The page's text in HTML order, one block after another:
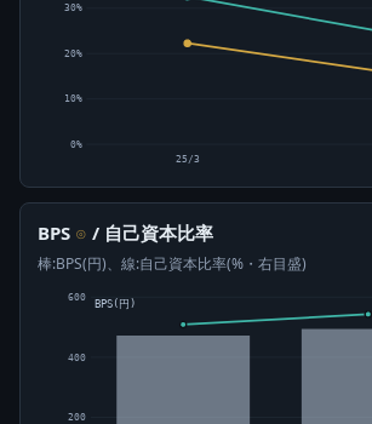
0%
10%
20%
30%
25/3
BPS ⊙ / 自己資本比率
棒:BPS(円)、線:自己資本比率(%・右目盛)
200
400
600
BPS(円)